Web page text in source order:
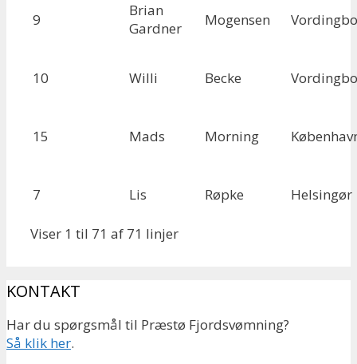
9
Brian
Gardner
Mogensen
10 Willi Becke
15 Mads Morning
7 Lis Røpke Helsingør
Viser 1 til 71 af 71 linjer
KONTAKT
Har du spørgsmål til Præstø Fjordsvømning?
Så klik her.